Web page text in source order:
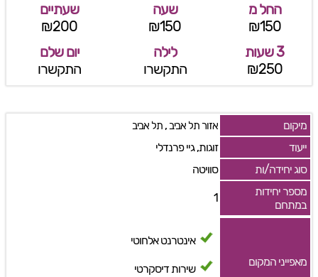
החל מ
₪150
שעה
₪150
שעתיים
₪200
3 שעות
₪250
לילה
התקשרו
יום שלם
התקשרו
מיקום אזור תל אביב, תל אביב
ייעוד
זוגות, גיי פרנדלי
סוג יחידה/ות
סוויטה
מספר יחידות
במתחם
1
מאפייני המקום
אינטרנט אלחוטי
שירות דיסקרטי